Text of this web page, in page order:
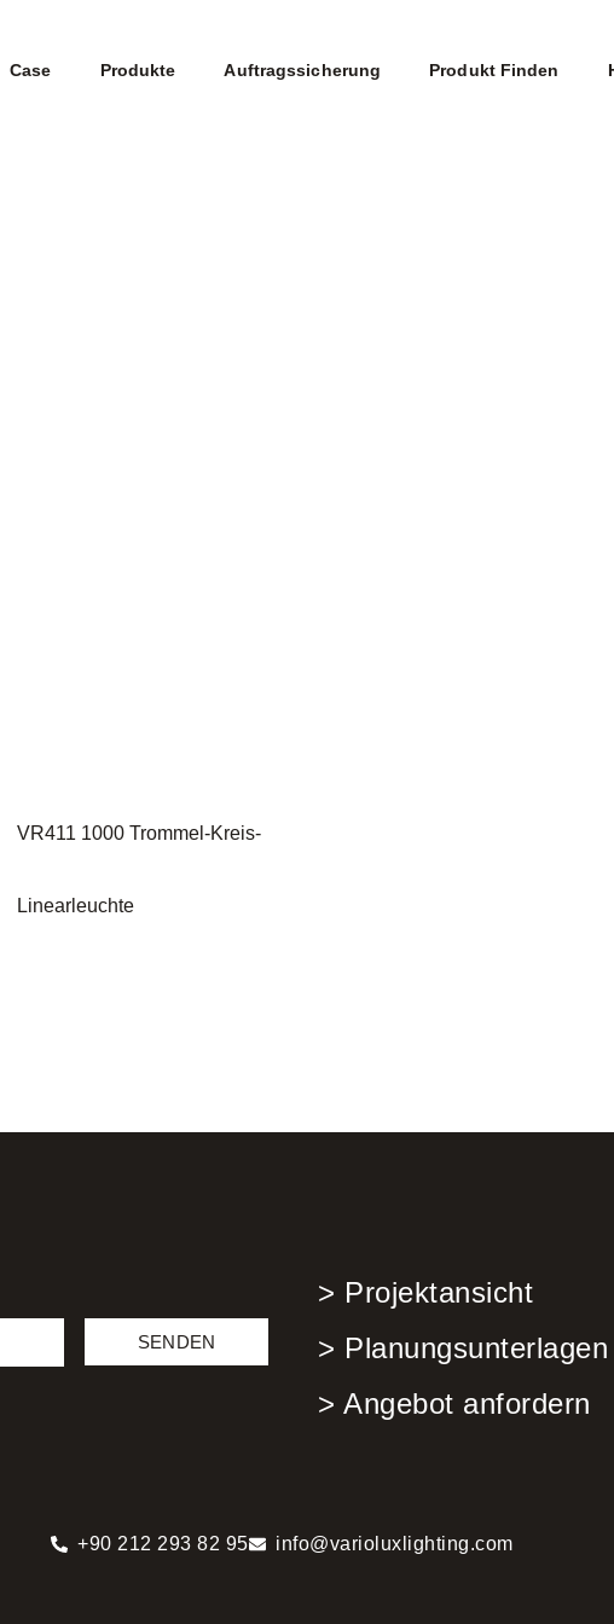
Case Produkte Auftragssicherung Produkt Finden
VR411 1000 Trommel-Kreis-
Linearleuchte
SENDEN
> Projektansicht
>
> Angebot anfordern
+90 212 293 82 95 info@varioluxlighting.com